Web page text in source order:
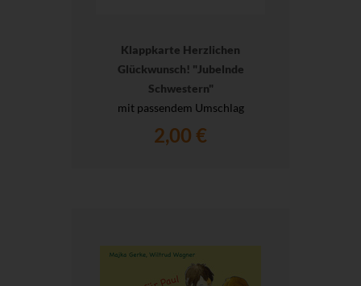
Klappkarte Herzlichen
Glückwunsch! "Jubelnde
Schwestern"
mit passendem Umschlag
2,00 €